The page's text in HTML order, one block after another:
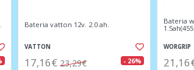
Bateria vatton 12v. 2.0 ah.
VATTON
17,16€ 23,29€ - 26%
Bateria
WORGRIP